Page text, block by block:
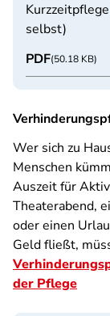
selbst)
PDF(50.18 KB)
Wer sich zu
Menschen
Auszeit für
Theaterabend,
oder einen
Geld fließt,
der Pflege